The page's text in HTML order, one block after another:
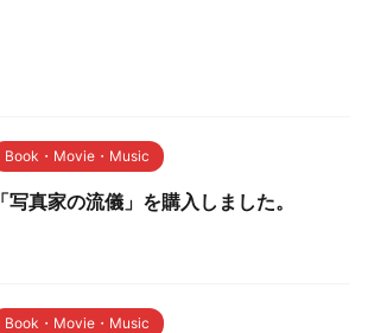
Book・Movie・Music
「写真家の流儀」を購入しました。
Book・Movie・Music